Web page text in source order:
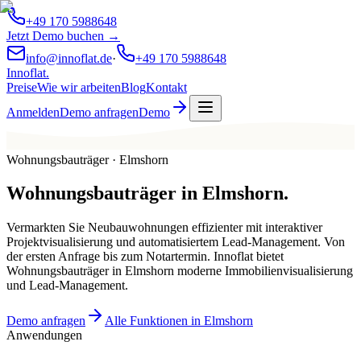
+49 170 5988648
Jetzt Demo buchen →
info@innoflat.de·
+49 170 5988648
Innoflat.
PreiseWie wir arbeitenBlogKontakt
AnmeldenDemo anfragenDemo
Wohnungsbauträger · Elmshorn
Wohnungsbauträger in Elmshorn.
Vermarkten Sie Neubauwohnungen effizienter mit interaktiver
Projektvisualisierung und automatisiertem Lead-Management. Von
der ersten Anfrage bis zum Notartermin. Innoflat bietet
Wohnungsbauträger in Elmshorn moderne Immobilienvisualisierung
und Lead-Management.
Demo anfragen
Alle Funktionen in Elmshorn
Anwendungen